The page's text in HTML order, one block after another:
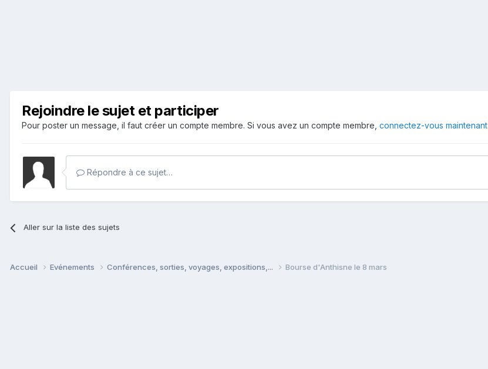
Rejoindre le sujet et participer
Pour poster un message, il faut créer un compte membre. Si vous avez un compte membre, connectez-vous maintenant
Répondre à ce sujet…
Aller sur la liste des sujets
Accueil Evénements Conférences, sorties, voyages, expositions,... Bourse d'Anthisne le 8 mars